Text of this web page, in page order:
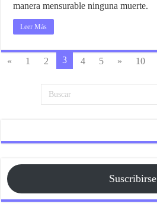
manera mensurable ninguna muerte.
Leer Más
« 1 2 3 4 5 » 10
Suscribirse